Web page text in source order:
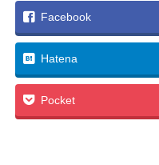
Facebook
Hatena
Pocket